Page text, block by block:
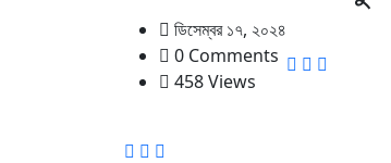
ডিসেম্বর ১৭, ২০২৪
0 Comments
458 Views